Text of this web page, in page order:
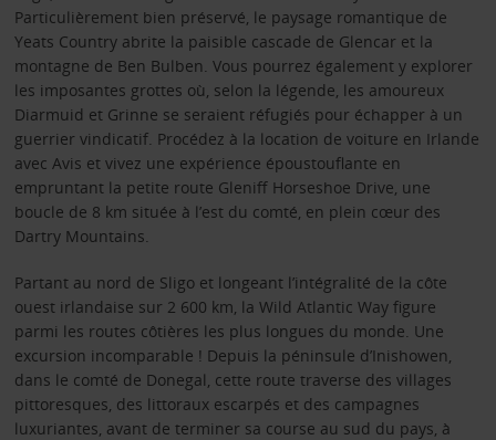
Particulièrement bien préservé, le paysage romantique de
Yeats Country abrite la paisible cascade de Glencar et la
montagne de Ben Bulben. Vous pourrez également y explorer
les imposantes grottes où, selon la légende, les amoureux
Diarmuid et Grinne se seraient réfugiés pour échapper à un
guerrier vindicatif. Procédez à la location de voiture en Irlande
avec Avis et vivez une expérience époustouflante en
empruntant la petite route Gleniff Horseshoe Drive, une
boucle de 8 km située à l’est du comté, en plein cœur des
Dartry Mountains.
Partant au nord de Sligo et longeant l’intégralité de la côte
ouest irlandaise sur 2 600 km, la Wild Atlantic Way figure
parmi les routes côtières les plus longues du monde. Une
excursion incomparable ! Depuis la péninsule d’Inishowen,
dans le comté de Donegal, cette route traverse des villages
pittoresques, des littoraux escarpés et des campagnes
luxuriantes, avant de terminer sa course au sud du pays, à